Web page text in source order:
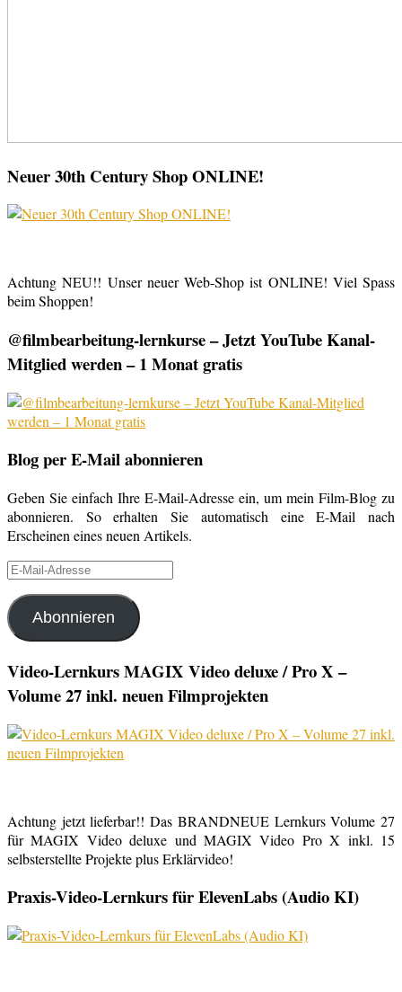
Neuer 30th Century Shop ONLINE!
Achtung NEU!! Unser neuer Web-Shop ist ONLINE! Viel Spass
beim Shoppen!
@filmbearbeitung-lernkurse – Jetzt YouTube Kanal-
Mitglied werden – 1 Monat gratis
Blog per E-Mail abonnieren
Geben Sie einfach Ihre E-Mail-Adresse ein, um mein Film-Blog zu
abonnieren. So erhalten Sie automatisch eine E-Mail nach
Erscheinen eines neuen Artikels.
E-
Adresse
Abonnieren
Video-Lernkurs MAGIX Video deluxe / Pro X –
Volume 27 inkl. neuen Filmprojekten
Achtung jetzt lieferbar!! Das BRANDNEUE Lernkurs Volume 27
für MAGIX Video deluxe und MAGIX Video Pro X inkl. 15
selbsterstellte Projekte plus Erklärvideo!
Praxis-Video-Lernkurs für ElevenLabs (Audio KI)